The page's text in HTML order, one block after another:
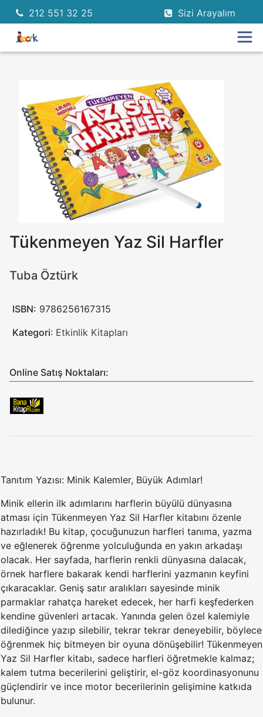
212 551 32 25 Sizi Arayalım
Tükenmeyen Yaz Sil Harfler
Tuba Öztürk
ISBN: 9786256167315
Kategori: Etkinlik Kitapları
Online Satış Noktaları:
Tanıtım Yazısı: Minik Kalemler, Büyük Adımlar!
Minik ellerin ilk adımlarını harflerin büyülü dünyasına
atması için Tükenmeyen Yaz Sil Harfler kitabını özenle
hazırladık! Bu kitap, çocuğunuzun harfleri tanıma, yazma
ve eğlenerek öğrenme yolculuğunda en yakın arkadaşı
olacak. Her sayfada, harflerin renkli dünyasına dalacak,
örnek harflere bakarak kendi harflerini yazmanın keyfini
çıkaracaklar. Geniş satır aralıkları sayesinde minik
parmaklar rahatça hareket edecek, her harfi keşfederken
kendine güvenleri artacak. Yanında gelen özel kalemiyle
dilediğince yazıp silebilir, tekrar tekrar deneyebilir, böylece
öğrenmek hiç bitmeyen bir oyuna dönüşebilir! Tükenmeyen
Yaz Sil Harfler kitabı, sadece harfleri öğretmekle kalmaz;
kalem tutma becerilerini geliştirir, el-göz koordinasyonunu
güçlendirir ve ince motor becerilerinin gelişimine katkıda
bulunur.